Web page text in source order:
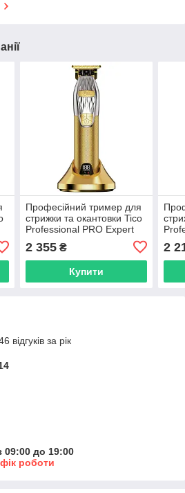
Професійний тример для
стрижки та окантовки Tico
Professional PRO Expert
2 355₴
Купити
2
відгуків за рік
09:00 до 19:00
роботи